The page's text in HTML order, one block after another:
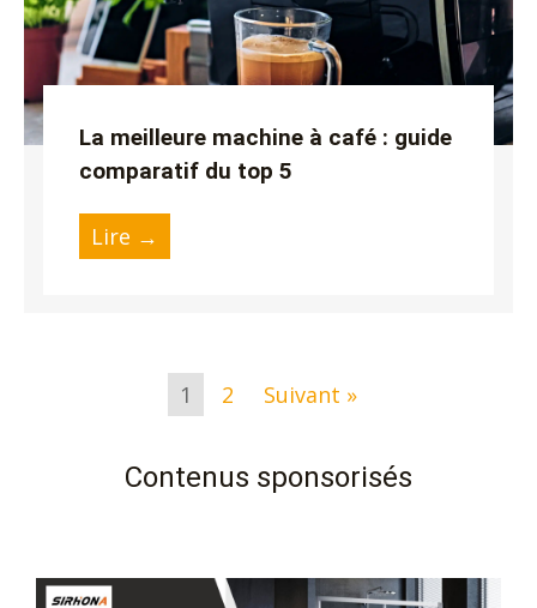
La meilleure machine à café : guide
comparatif du top 5
Lire →
1 2 Suivant »
Contenus sponsorisés